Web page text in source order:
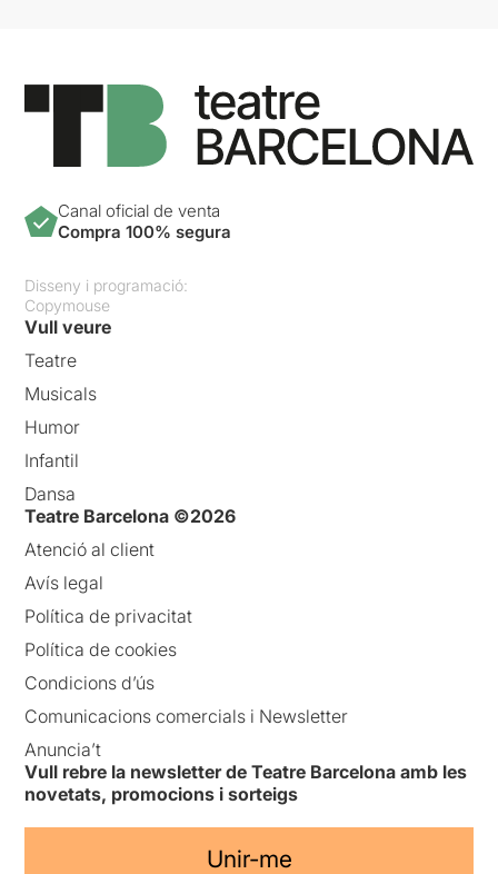
Canal oficial de venta
Compra 100% segura
Disseny i programació:
Copymouse
Vull veure
Teatre
Musicals
Humor
Infantil
Dansa
Teatre Barcelona ©2026
Atenció al client
Avís legal
Política de privacitat
Política de cookies
Condicions d’ús
Comunicacions comercials i Newsletter
Anuncia’t
Vull rebre la newsletter de Teatre Barcelona amb les
novetats, promocions i sorteigs
Unir-me